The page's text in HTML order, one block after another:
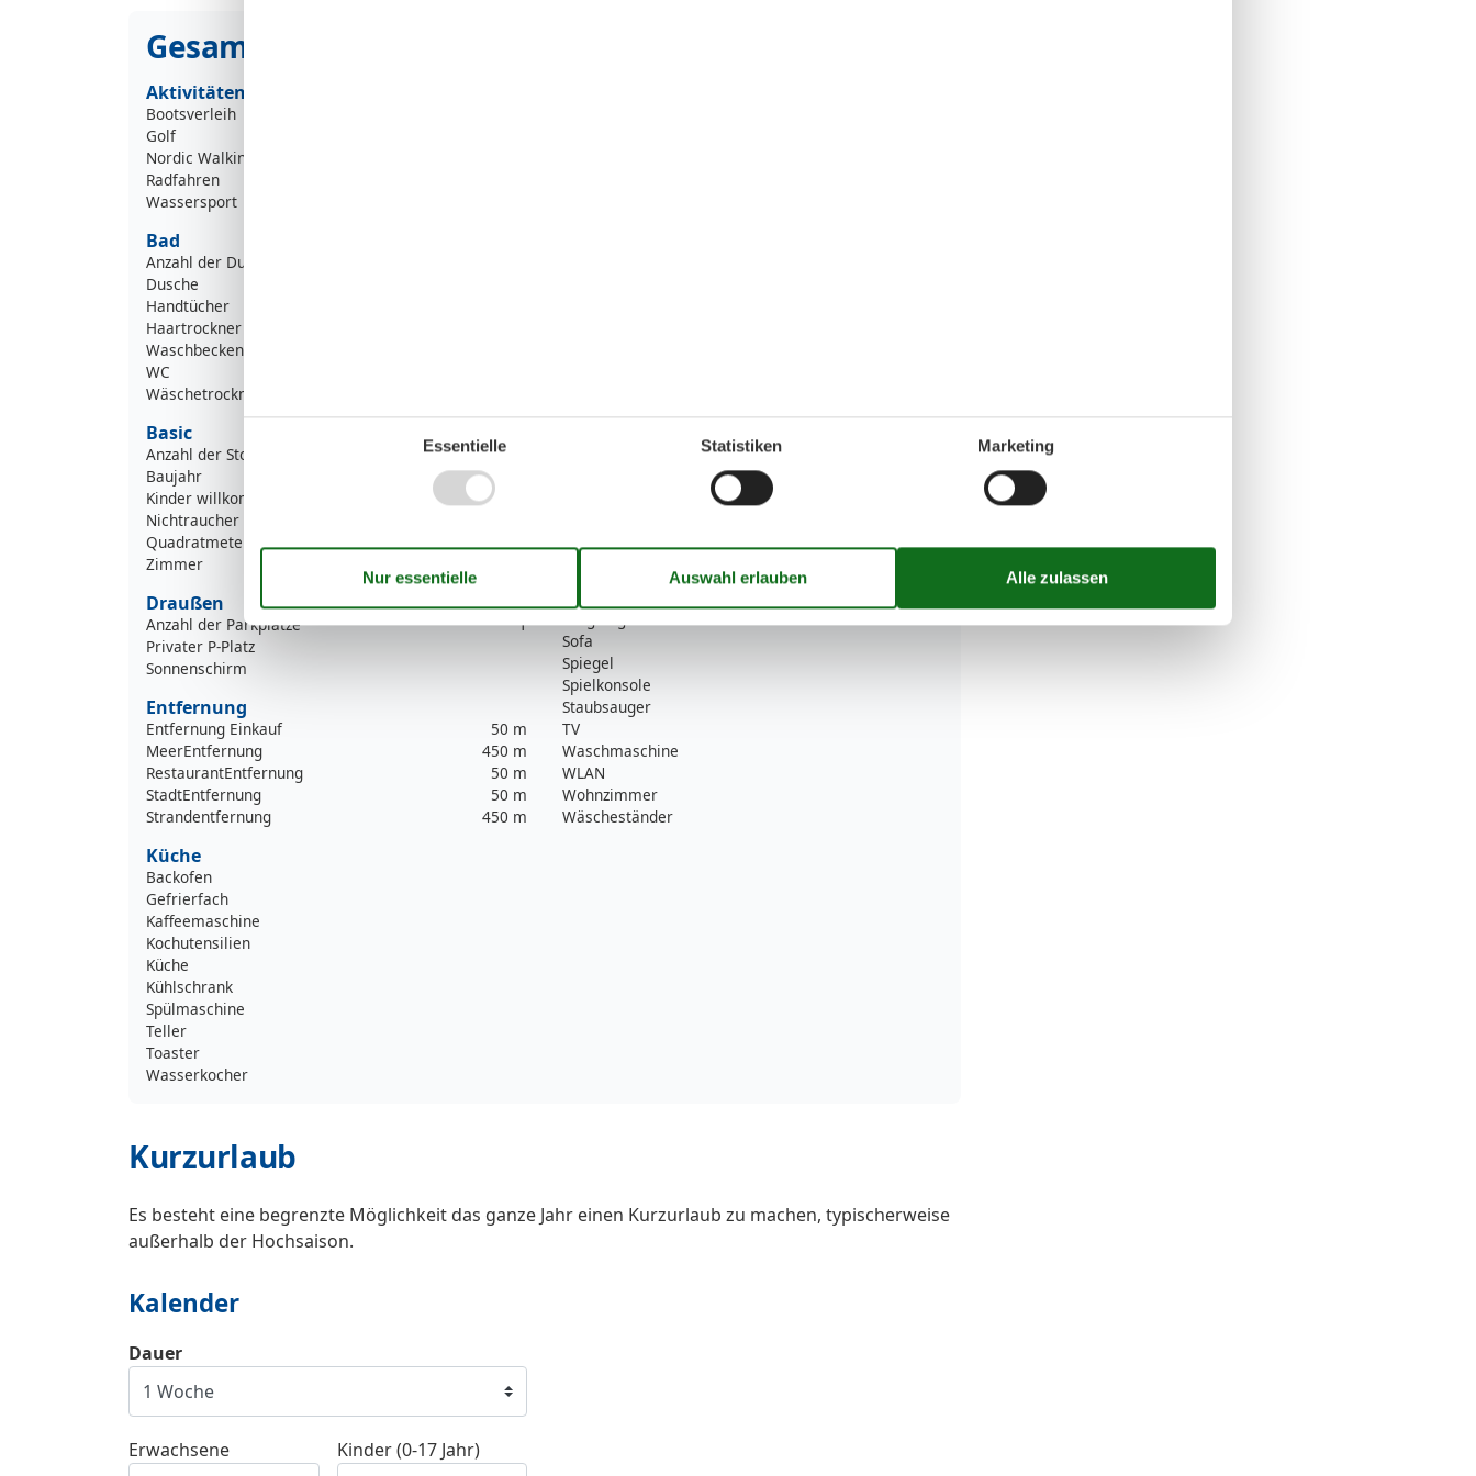
Gesamte Ausstattung
Aktivitäten
Bootsverleih
Golf
Nordic Walking
Radfahren
Wassersport
Bad
Anzahl der Duschen
Dusche
Handtücher
Haartrockner
Waschbecken
WC
Wäschetrockner
Basic
Anzahl der Stockwerke
Baujahr
1997
Kinder willkommen
Nichtraucher
Quadratmeter
47 m²
Zimmer
Draußen
Anzahl der Parkplätze
1
Privater P-Platz
Sonnenschirm
Entfernung
Entfernung Einkauf
50 m
MeerEntfernung
450 m
RestaurantEntfernung
50 m
StadtEntfernung
50 m
Strandentfernung
450 m
Küche
Backofen
Gefrierfach
Kaffeemaschine
Kochutensilien
Küche
Kühlschrank
Spülmaschine
Teller
Toaster
Wasserkocher
Internet
Lounge-Sitzgelegenheiten
Möglichkeit zur Raumverdunkelung
Rauchmelder
Sofa
Spiegel
Spielkonsole
Staubsauger
TV
Waschmaschine
WLAN
Wohnzimmer
Wäscheständer
Kurzurlaub
Es besteht eine begrenzte Möglichkeit das ganze Jahr einen Kurzurlaub zu machen, typischerweise
außerhalb der Hochsaison.
Kalender
Dauer
Erwachsene Kinder (0-17 Jahr)
Essentielle Statistiken Marketing